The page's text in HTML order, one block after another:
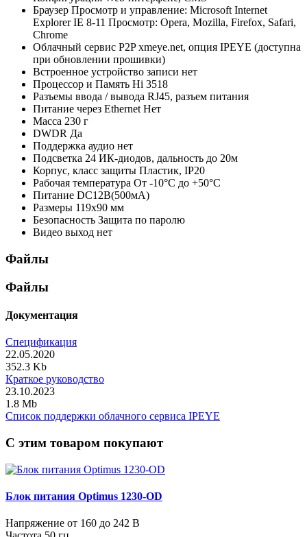
Браузер Просмотр и управление: Microsoft Internet
Explorer IE 8-11 Просмотр: Opera, Mozilla, Firefox, Safari,
Chrome
Облачный сервис P2P xmeye.net, опция IPEYE (доступна
при обновлении прошивки)
Встроенное устройство записи нет
Процессор и Память Hi 3518
Разъемы ввода / вывода RJ45, разъем питания
Питание через Ethernet Нет
Масса 230 г
DWDR Да
Поддержка аудио нет
Подсветка 24 ИК-диодов, дальность до 20м
Корпус, класс защиты Пластик, IP20
Рабочая температура От -10°С до +50°С
Питание DC12В(500мА)
Размеры 119х90 мм
Безопасность Защита по паролю
Видео выход нет
Файлы
Файлы
Документация
Спецификация
22.05.2020
352.3 Kb
Краткое руководство
23.10.2023
1.8 Mb
Список поддержки облачного сервиса IPEYE
C этим товаром покупают
Блок питания Optimus 1230-OD
Напряжение от 160 до 242 В